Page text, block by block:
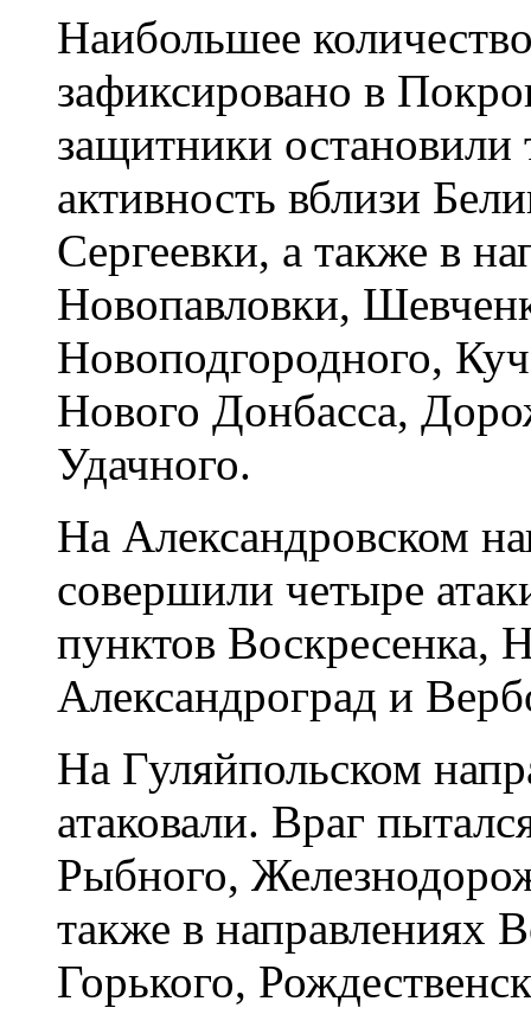
Наибольшее
зафиксировано в
защитники остановили
активность вблизи
Сергеевки, а также в
Новопавловки,
Новоподгородного,
Нового Донбасса,
Удачного.
На Александровском
совершили четыре
пунктов Воскресенка,
Александроград и
На Гуляйпольском
атаковали. Враг
Рыбного,
также в направлениях
Горького,